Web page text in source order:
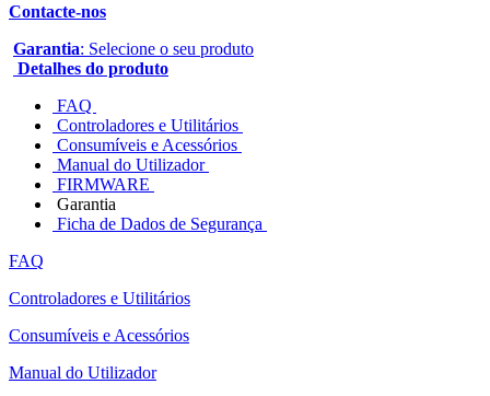
Contacte-nos
Garantia: Selecione o seu produto
Detalhes do produto
FAQ
Controladores e Utilitários
Consumíveis e Acessórios
Manual do Utilizador
FIRMWARE
Garantia
Ficha de Dados de Segurança
FAQ
Controladores e Utilitários
Consumíveis e Acessórios
Manual do Utilizador